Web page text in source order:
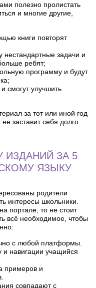
полезно пролистать
и многие другие,
книги повторят
нестандартные задачи и
ребят;
программу и будут
смогут улучшить
за тот или иной год
заставит себя долго
ИЗДАНИЙ ЗА 5
ЯЗЫКУ
родители
интересы школьники.
портале, то не стоит
всё необходимое, чтобы
с любой платформы.
и навигации учащийся
примеров и
совпадают с